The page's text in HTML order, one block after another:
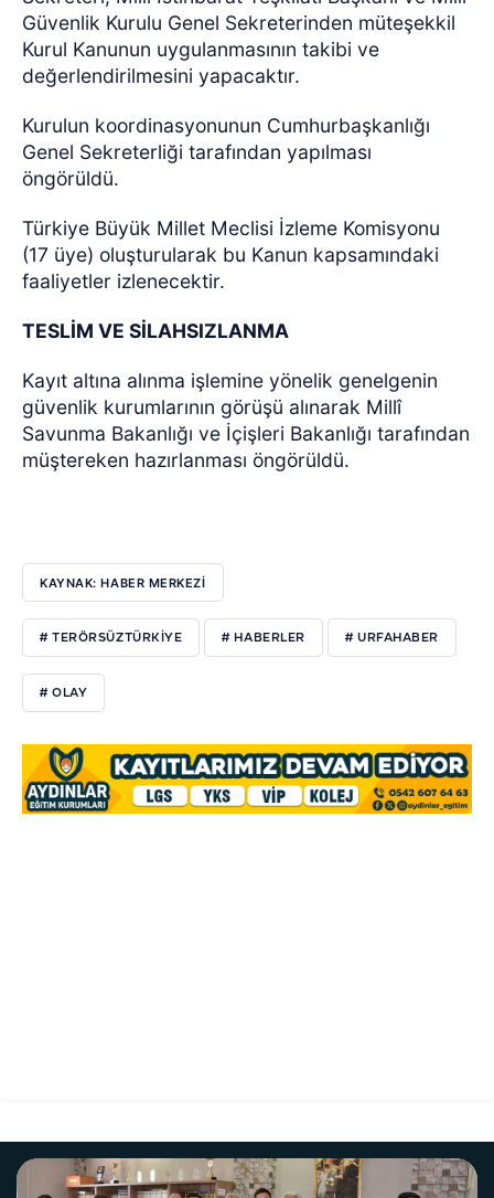
Güvenlik Kurulu Genel Sekreterinden müteşekkil
Kurul Kanunun uygulanmasının takibi ve
değerlendirilmesini yapacaktır.
Kurulun koordinasyonunun Cumhurbaşkanlığı
Genel Sekreterliği tarafından yapılması
öngörüldü.
Türkiye Büyük Millet Meclisi İzleme Komisyonu
(17 üye) oluşturularak bu Kanun kapsamındaki
faaliyetler izlenecektir.
TESLİM VE SİLAHSIZLANMA
Kayıt altına alınma işlemine yönelik genelgenin
güvenlik kurumlarının görüşü alınarak Millî
Savunma Bakanlığı ve İçişleri Bakanlığı tarafından
müştereken hazırlanması öngörüldü.
KAYNAK: HABER MERKEZI
# TERÖRSÜZTÜRKIYE # HABERLER # URFAHABER
# OLAY